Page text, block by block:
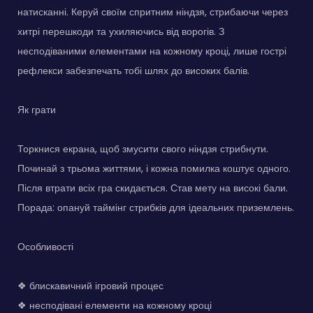
натисканні. Керуй своїм спритним ніндзя, стрибаючи через
хитрі перешкоди та ухиляючись від ворогів. З
несподіваними елементами на кожному кроці, лише гострі
рефлекси забезпечать тобі шлях до високих балів.
Як грати
Торкнися екрана, щоб змусити свого ніндзя стрибнути.
Починай з трьома життями, і кожна помилка коштує одного.
Після втрати всіх гра скидається. Став мету на високі бали.
Порада: опануй таймінг стрибків для ідеальних приземлень.
Особливості
❖ блискавичний ігровий процес
❖ несподівані елементи на кожному кроці